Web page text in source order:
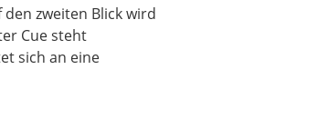
zweiten Blick wird
Cue steht
sich an eine